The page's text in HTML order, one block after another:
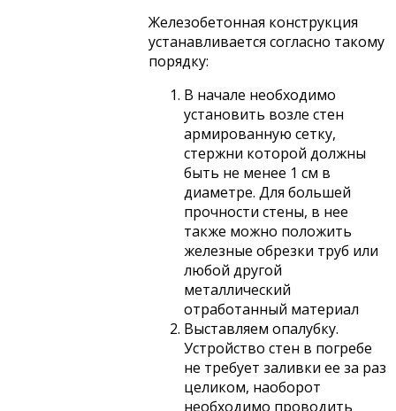
Железобетонная конструкция
устанавливается согласно такому
порядку:
В начале необходимо
установить возле стен
армированную сетку,
стержни которой должны
быть не менее 1 см в
диаметре. Для большей
прочности стены, в нее
также можно положить
железные обрезки труб или
любой другой
металлический
отработанный материал
Выставляем опалубку.
Устройство стен в погребе
не требует заливки ее за раз
целиком, наоборот
необходимо проводить